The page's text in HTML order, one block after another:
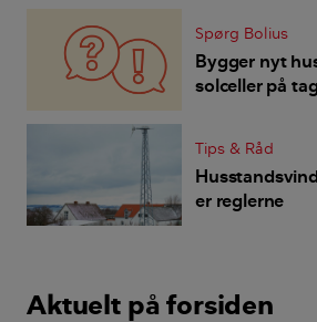
Spørg Bolius
Bygger nyt
solceller på
Tips & Råd
er reglerne
Aktuelt på forsiden